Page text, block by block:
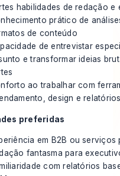
habilidades de redação e
prático de
de conteúdo
de entrevistar
e transformar ideias
ao trabalhar com
design e
preferidas
em B2B ou serviços
fantasma para
com relatórios